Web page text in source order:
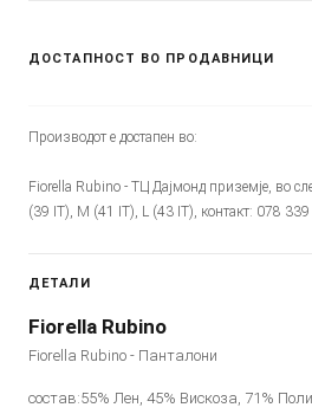
ДОСТАПНОСТ ВО ПРОДАВНИЦИ
Производот е достапен во:
Fiorella Rubino - ТЦ Дајмонд приземје, во
(39 IT), M (41 IT), L (43 IT), контакт: 078
ДЕТАЛИ
Fiorella Rubino
Fiorella Rubino - Панталони
состав:55% Лен, 45% Вискоза, 71%